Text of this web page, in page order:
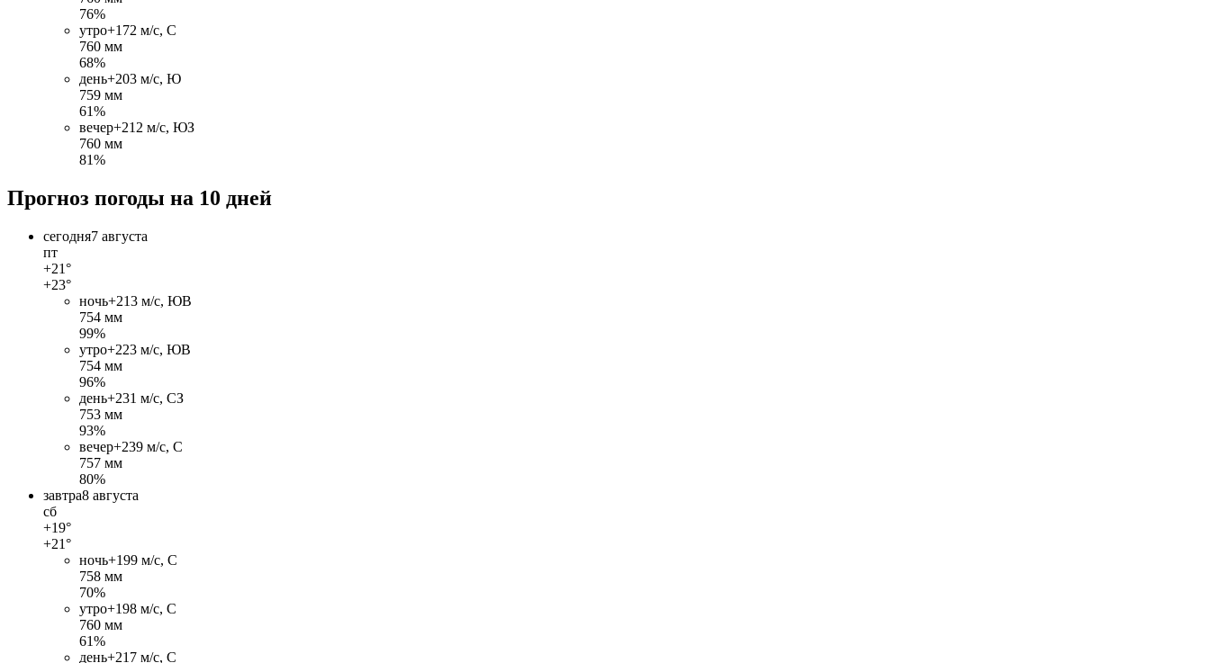
76%
утро+172 м/c, С
760 мм
68%
день+203 м/c, Ю
759 мм
61%
вечер+21 2 м/c, ЮЗ
760 мм
81%
Прогноз погоды на 10 дней
сегодня7 августа
пт
+21°
+23°
ночь+213 м/c, ЮВ
754 мм
99%
утро+223 м/c, ЮВ
754 мм
96%
день+231 м/c, СЗ
753 мм
93%
вечер+239 м/c, С
757 мм
80%
завтра8 августа
сб
+19°
+21°
ночь+199 м/c, С
758 мм
70%
утро+198 м/c, С
760 мм
61%
день+21 7 м/c, С